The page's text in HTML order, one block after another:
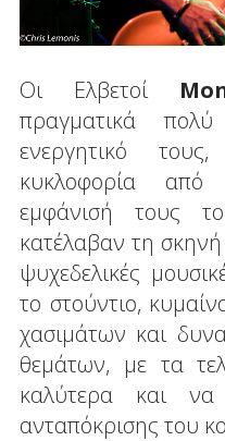
Οι Ελβετοί
πραγματικά
ενεργητικό
κυκλοφορία από
εμφάνισή τους
κατέλαβαν τη
ψυχεδελικές
το στούντιο,
χασιμάτων και
θεμάτων, με τα
καλύτερα και
ανταπόκρισης του